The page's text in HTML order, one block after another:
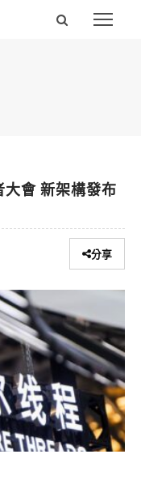
大會 新架構發布
分享